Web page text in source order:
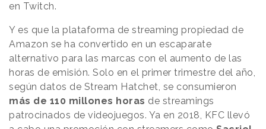
en Twitch.
Y es que la plataforma de streaming propiedad de
Amazon se ha convertido en un escaparate
alternativo para las marcas con el aumento de las
horas de emisión. Solo en el primer trimestre del año,
según datos de Stream Hatchet, se consumieron
más de 110 millones horas de streamings
patrocinados de videojuegos. Ya en 2018, KFC llevó